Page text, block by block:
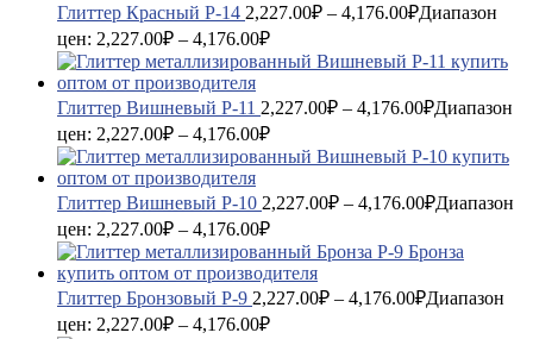
Глиттер Красный P-14 2,227.00₽ – 4,176.00₽Диапазон
цен: 2,227.00₽ – 4,176.00₽
Глиттер Вишневый P-11 2,227.00₽ – 4,176.00₽Диапазон
цен: 2,227.00₽ – 4,176.00₽
Глиттер Вишневый P-10 2,227.00₽ – 4,176.00₽Диапазон
цен: 2,227.00₽ – 4,176.00₽
Глиттер Бронзовый P-9 2,227.00₽ – 4,176.00₽Диапазон
цен: 2,227.00₽ – 4,176.00₽